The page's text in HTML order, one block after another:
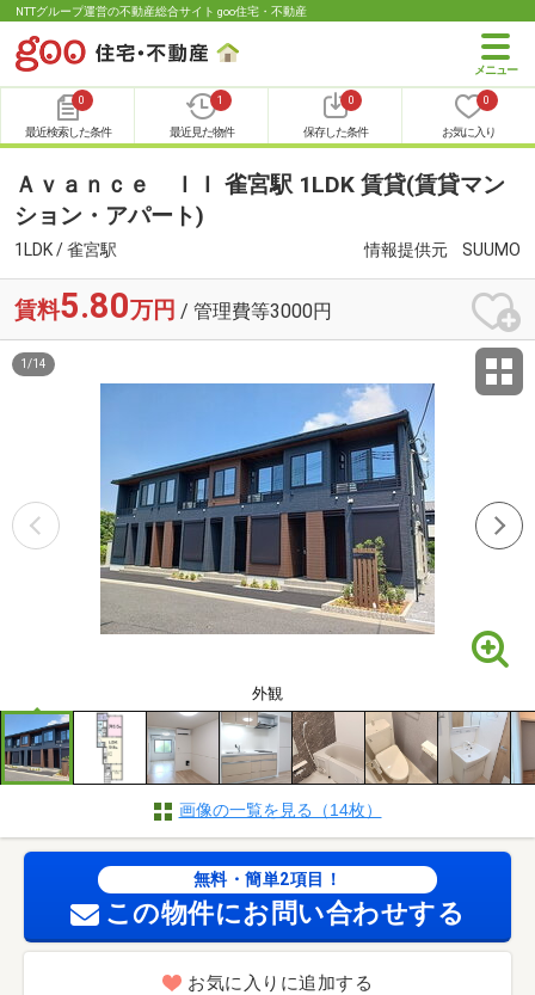
NTTグループ運営の不動産総合サイト goo住宅・不動産
0
最近検索した条件
1
最近見た物件
0
保存した条件
0
お気に入り
Ａｖａｎｃｅ ＩＩ 雀宮駅 1LDK 賃貸(賃貸マン
ション・アパート)
1LDK / 雀宮駅 情報提供元 SUUMO
賃料5.80万円 / 管理費等3000円
外観
1 /14
画像の一覧を見る（14枚）
無料・簡単2項目！
この物件にお問い合わせする
お気に入りに追加する